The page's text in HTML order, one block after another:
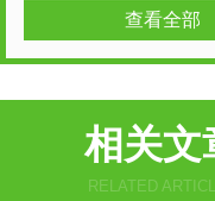
查看全部
相关文
RELATED